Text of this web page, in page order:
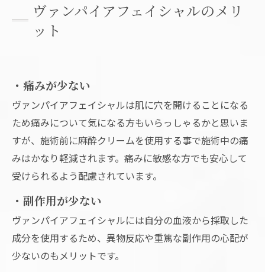
ヴァンパイアフェイシャルのメリ
ット
・痛みが少ない
ヴァンパイアフェイシャルは肌に穴を開けることになる
ため痛みについて気になる方もいらっしゃるかと思いま
すが、施術前に麻酔クリームを使用する事で施術中の痛
みはかなり軽減されます。痛みに敏感な方でも安心して
受けられるよう配慮されています。
・副作用が少ない
ヴァンパイアフェイシャルには自分の血液から採取した
成分を使用するため、異物反応や重篤な副作用の心配が
少ないのもメリットです。